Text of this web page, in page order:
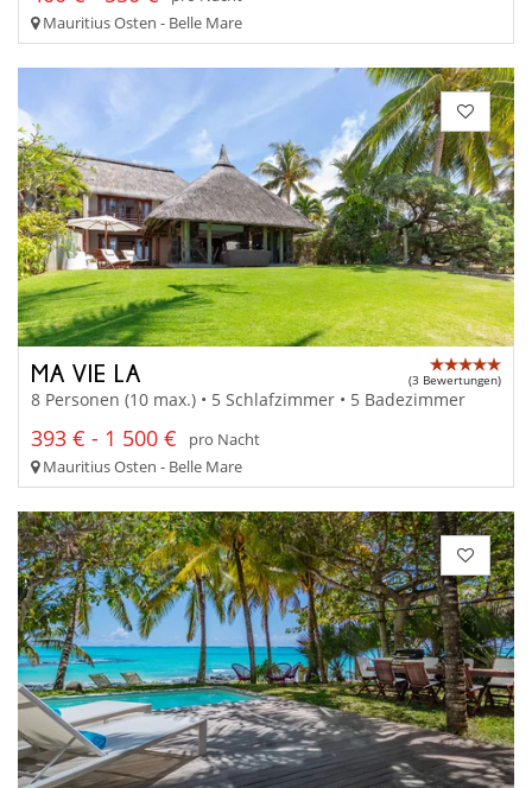
Mauritius Osten - Belle Mare
MA VIE LA (3 Bewertungen)
8 Personen (10 max.) • 5 Schlafzimmer • 5 Badezimmer
393 € - 1 500 €
pro Nacht
Mauritius Osten - Belle Mare